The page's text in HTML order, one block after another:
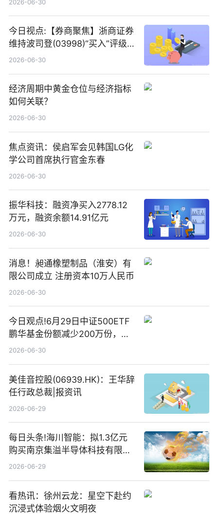
2026-06-30
今日视点:【券商聚焦】浙商证券
维持波司登(03998)“买入”评级
指其业绩高质量稳增长
2026-06-30
经济周期中黄金仓位与经济指标
如何关联？
2026-06-30
焦点资讯：侯启军会见韩国LG化
学公司首席执行官金东春
2026-06-30
振华科技：融资净买入2778.12
万元，融资余额14.91亿元
2026-06-30
消息！昶通橡塑制品（淮安）有
限公司成立 注册资本10万人民币
2026-06-30
今日观点!6月29日中证500ETF
鹏华基金份额减少200万份，重
仓股亨通光电、赤峰黄金、佰维
2026-06-30
美佳音控股(06939.HK)：王华辞
任行政总裁|报资讯
2026-06-29
每日头条!海川智能：拟1.3亿元
购买南京集溢半导体科技有限公
司15.3%股权
2026-06-29
看热讯：徐州云龙：星空下赴约
沉浸式体验烟火文明夜